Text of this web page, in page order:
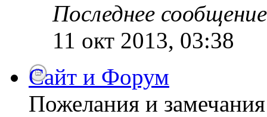
Последнее сообщение
11 окт 2013, 03:38
Сайт и Форум
Пожелания и